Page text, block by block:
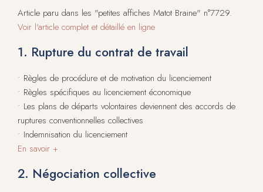
Article paru dans les "petites affiches Matot Braine" n°7729.
Voir l'article complet et détaillé en ligne
1. Rupture du contrat de travail
• Règles de procédure et de motivation du licenciement
• Règles spécifiques au licenciement économique
• Les plans de départs volontaires deviennent des accords de
ruptures conventionnelles collectives
• Indemnisation du licenciement
En savoir +
2. Négociation collective